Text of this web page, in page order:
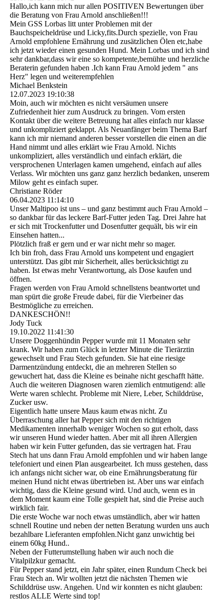
Hallo,ich kann mich nur allen POSITIVEN Bewertungen über
die Beratung von Frau Arnold anschließen!!!
Mein GSS Lorbas litt unter Problemen mit der
Bauchspeicheldrüse und Licky,fits.Durch spezielle, von Frau
Arnold empfohlene Ernährung und zusätzlichen Ölen etc,habe
ich jetzt wieder einen gesunden Hund. Mein Lorbas und ich sind
sehr dankbar,dass wir eine so kompetente,bemühte und herzliche
Beraterin gefunden haben .Ich kann Frau Arnold jedem " ans
Herz" legen und weiterempfehlen
Michael Benkstein
12.07.2023 19:10:38
Moin, auch wir möchten es nicht versäumen unsere
Zufriedenheit hier zum Ausdruck zu bringen. Vom ersten
Kontakt über die weitere Betreuung hat alles einfach nur klasse
und unkompliziert geklappt. Als Neuanfänger beim Thema Barf
kann ich mir niemand anderen besser vorstellen die einen an die
Hand nimmt und alles erklärt wie Frau Arnold. Nichts
unkompliziert, alles verständlich und einfach erklärt, die
versprochenen Unterlagen kamen umgehend, einfach auf alles
Verlass. Wir möchten uns ganz ganz herzlich bedanken, unserem
Milow geht es einfach super.
Christiane Röder
06.04.2023 11:14:10
Unser Maltipoo ist uns – und ganz bestimmt auch Frau Arnold –
so dankbar für das leckere Barf-Futter jeden Tag. Drei Jahre hat
er sich mit Trockenfutter und Dosenfutter gequält, bis wir ein
Einsehen hatten...
Plötzlich fraß er gern und er war nicht mehr so mager.
Ich bin froh, dass Frau Arnold uns kompetent und engagiert
unterstützt. Das gibt mir Sicherheit, alles berücksichtigt zu
haben. Ist etwas mehr Verantwortung, als Dose kaufen und
öffnen.
Fragen werden von Frau Arnold schnellstens beantwortet und
man spürt die große Freude dabei, für die Vierbeiner das
Bestmögliche zu erreichen.
DANKESCHÖN!!
Jody Tuck
19.10.2022 11:41:30
Unsere Doggenhündin Pepper wurde mit 11 Monaten sehr
krank. Wir haben zum Glück in letzter Minute die Tierärztin
gewechselt und Frau Stech gefunden. Sie hat eine riesige
Darmentzündung entdeckt, die an mehreren Stellen so
gewuchert hat, dass die Kleine es beinahe nicht geschafft hätte.
Auch die weiteren Diagnosen waren ziemlich entmutigend: alle
Werte waren schlecht. Probleme mit Niere, Leber, Schilddrüse,
Zucker usw.
Eigentlich hatte unsere Maus kaum etwas nicht. Zu
Überraschung aller hat Pepper sich mit den richtigen
Medikamenten innerhalb weniger Wochen so gut erholt, dass
wir unseren Hund wieder hatten. Aber mit all ihren Allergien
haben wir kein Futter gefunden, das sie vertragen hat. Frau
Stech hat uns dann Frau Arnold empfohlen und wir haben lange
telefoniert und einen Plan ausgearbeitet. Ich muss gestehen, dass
ich anfangs nicht sicher war, ob eine Ernährungsberatung für
meinen Hund nicht etwas übertrieben ist. Aber uns war einfach
wichtig, dass die Kleine gesund wird. Und auch, wenn es in
dem Moment kaum eine Tolle gespielt hat, sind die Preise auch
wirklich fair.
Die erste Woche war noch etwas umständlich, aber wir hatten
schnell Routine und neben der netten Beratung wurden uns auch
bezahlbare Lieferanten empfohlen.Nicht ganz unwichtig bei
einem 60kg Hund..
Neben der Futterumstellung haben wir auch noch die
Vitalpilzkur gemacht.
Für Pepper stand jetzt, ein Jahr später, einen Rundum Check bei
Frau Stech an. Wir wollten jetzt die nächsten Themen wie
Schilddrüse usw. Angehen. Und wir konnten es nicht glauben:
restlos ALLE Werte sind top!